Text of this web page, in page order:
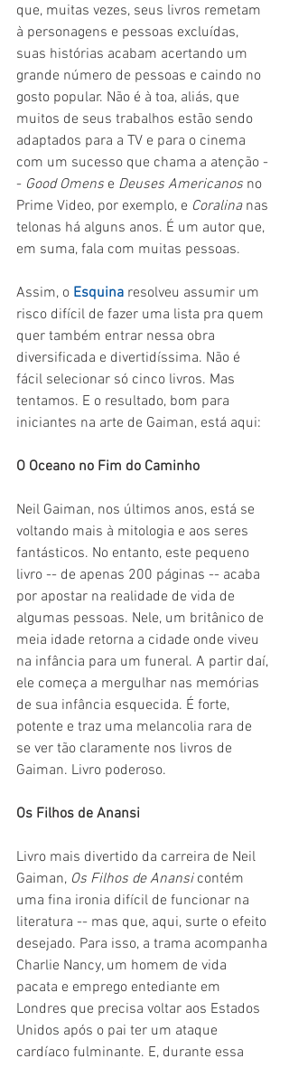
que, muitas vezes, seus livros remetam
à personagens e pessoas excluídas,
suas histórias acabam acertando um
grande número de pessoas e caindo no
gosto popular. Não é à toa, aliás, que
muitos de seus trabalhos estão sendo
adaptados para a TV e para o cinema
com um sucesso que chama a atenção -
- Good Omens e Deuses Americanos no
Prime Video, por exemplo, e Coralina nas
telonas há alguns anos. É um autor que,
em suma, fala com muitas pessoas.
Assim, o Esquina resolveu assumir um
risco difícil de fazer uma lista pra quem
quer também entrar nessa obra
diversificada e divertidíssima. Não é
fácil selecionar só cinco livros. Mas
tentamos. E o resultado, bom para
iniciantes na arte de Gaiman, está aqui:
O Oceano no Fim do Caminho
Neil Gaiman, nos últimos anos, está se
voltando mais à mitologia e aos seres
fantásticos. No entanto, este pequeno
livro -- de apenas 200 páginas -- acaba
por apostar na realidade de vida de
algumas pessoas. Nele, um britânico de
meia idade retorna a cidade onde viveu
na infância para um funeral. A partir daí,
ele começa a mergulhar nas memórias
de sua infância esquecida. É forte,
potente e traz uma melancolia rara de
se ver tão claramente nos livros de
Gaiman. Livro poderoso.
Os Filhos de Anansi
Livro mais divertido da carreira de Neil
Gaiman, Os Filhos de Anansi contém
uma fina ironia difícil de funcionar na
literatura -- mas que, aqui, surte o efeito
desejado. Para isso, a trama acompanha
Charlie Nancy, um homem de vida
pacata e emprego entediante em
Londres que precisa voltar aos Estados
Unidos após o pai ter um ataque
cardíaco fulminante. E, durante essa